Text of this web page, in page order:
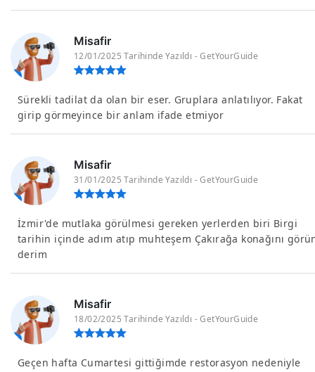
Misafir
12/01/2025 Tarihinde Yazıldı - GetYourGuide
Sürekli tadilat da olan bir eser. Gruplara anlatılıyor. Fakat
girip görmeyince bir anlam ifade etmiyor
Misafir
31/01/2025 Tarihinde Yazıldı - GetYourGuide
İzmir'de mutlaka görülmesi gereken yerlerden biri Birgi
tarihin içinde adım atıp muhteşem Çakırağa konağını
derim
Misafir
18/02/2025 Tarihinde Yazıldı - GetYourGuide
Geçen hafta Cumartesi gittiğimde restorasyon nedeniyle